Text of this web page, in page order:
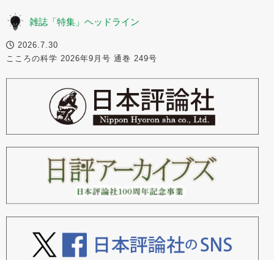
雑誌「特集」ヘッドライン
2026.7.30
こころの科学 2026年9月号 通巻 249号